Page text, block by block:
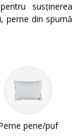
susținerea
perne din spumă
pene/puf